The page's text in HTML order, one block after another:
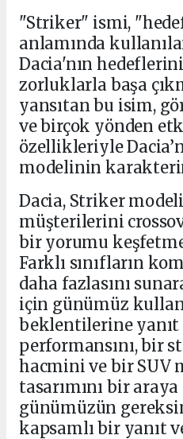
"Striker" ismi,
anlamında
Dacia'nın
zorluklarla başa
yansıtan bu isim,
ve birçok yönden
özellikleriyle
modelinin
Dacia, Striker
müşterilerini
bir yorumu
Farklı sınıfların
daha fazlasını
için günümüz
beklentilerine yanıt
performansını, bir
hacmini ve bir SUV
tasarımını bir
günümüzün
kapsamlı bir yanıt